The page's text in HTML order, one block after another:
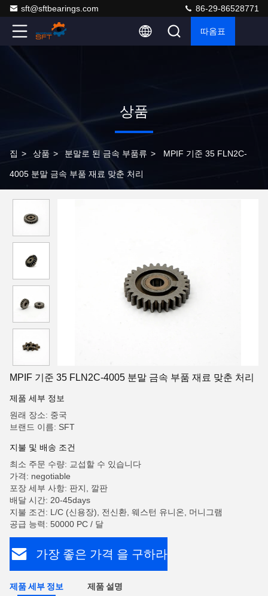
sft@sftbearings.com 86-29-86528771
따옴표
상품
집 > 상품 > 분말로 된 금속 부품류 > MPIF 기준 35 FLN2C-
4005 분말 금속 부품 재료 맞춘 처리
MPIF 기준 35 FLN2C-4005 분말 금속 부품 재료 맞춘 처리
제품 세부 정보
원래 장소: 중국
브랜드 이름: SFT
지불 및 배송 조건
최소 주문 수량: 교섭할 수 있습니다
가격: negotiable
포장 세부 사항: 판지, 깔판
배달 시간: 20-45days
지불 조건: L/C (신용장), 전신환, 웨스턴 유니온, 머니그램
공급 능력: 50000 PC / 달
가장 좋은 가격 을 구하라
제품 세부 정보 제품 설명